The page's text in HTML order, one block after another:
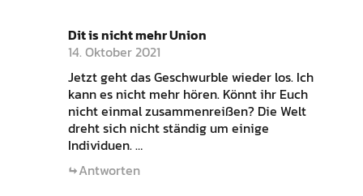
Dit is nicht mehr Union
14. Oktober 2021
Jetzt geht das Geschwurble wieder los. Ich
kann es nicht mehr hören. Könnt ihr Euch
nicht einmal zusammenreißen? Die Welt
dreht sich nicht ständig um einige
Individuen. …
Antworten